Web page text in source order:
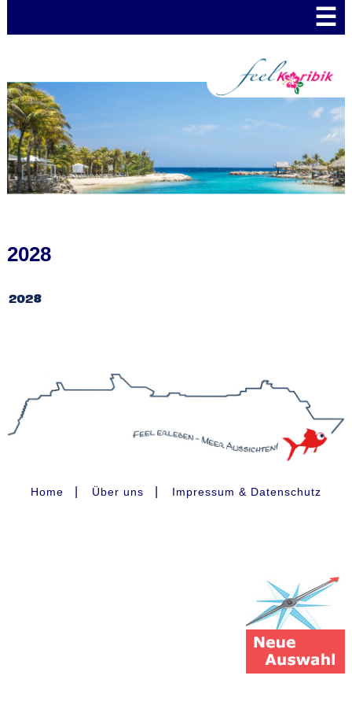
☰
2028
Home Über uns Impressum & Datenschutz